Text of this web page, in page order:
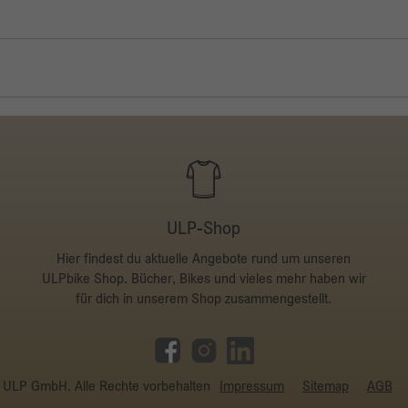
ULP-Shop
Hier findest du aktuelle Angebote rund um unseren
ULPbike Shop. Bücher, Bikes und vieles mehr haben wir
für dich in unserem Shop zusammengestellt.
GmbH. Alle Rechte vorbehalten Impressum Sitemap AGB